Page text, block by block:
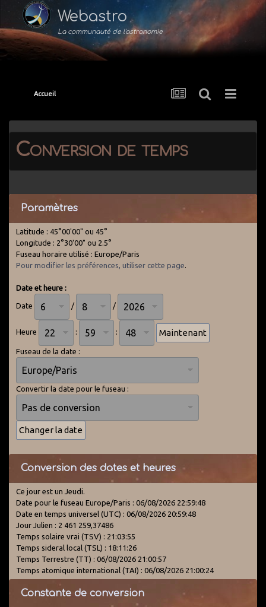
Webastro
La communauté de l'astronomie
Accueil
Conversion de temps
Paramètres
Latitude : 45°00'00" ou 45°
Longitude : 2°30'00" ou 2.5°
Fuseau horaire utilisé : Europe/Paris
Pour modifier les préférences, utiliser cette page.
Date et heure :
Date / /
Heure : :
Fuseau de la date :
Convertir la date pour le fuseau :
Conversion des dates et heures
Ce jour est un Jeudi.
Date pour le fuseau Europe/Paris : 06/08/2026 22:59:48
Date en temps universel (UTC) : 06/08/2026 20:59:48
Jour Julien : 2 461 259,37486
Temps solaire vrai (TSV) : 21:03:55
Temps sideral local (TSL) : 18:11:26
Temps Terrestre (TT) : 06/08/2026 21:00:57
Temps atomique international (TAI) : 06/08/2026 21:00:24
Constante de conversion